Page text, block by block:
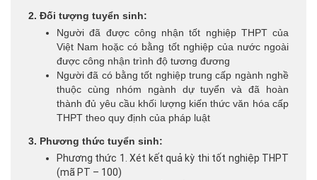
2. Đối tượng tuyển sinh:
Người đã được công nhận tốt nghiệp THPT của
Việt Nam hoặc có bằng tốt nghiệp của nước ngoài
được công nhận trình độ tương đương
Người đã có bằng tốt nghiệp trung cấp ngành nghề
thuộc cùng nhóm ngành dự tuyển và đã hoàn
thành đủ yêu cầu khối lượng kiến thức văn hóa cấp
THPT theo quy định của pháp luật
3. Phương thức tuyển sinh:
Phương thức 1. Xét kết quả kỳ thi tốt nghiệp THPT
(mã PT – 100)